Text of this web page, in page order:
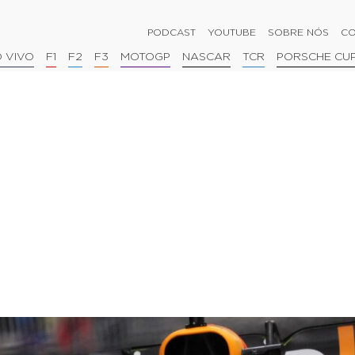
PODCAST YOUTUBE SOBRE NÓS
VIVO F1 F2 F3 MOTOGP NASCAR TCR PORSCHE